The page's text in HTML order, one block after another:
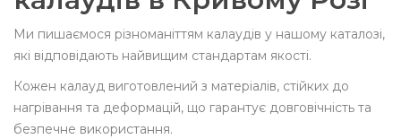
Ми пишаємося різноманіттям калаудів у нашому каталозі,
які відповідають найвищим стандартам якості.
Кожен калауд виготовлений з матеріалів, стійких до
нагрівання та деформацій, що гарантує довговічність та
безпечне використання.